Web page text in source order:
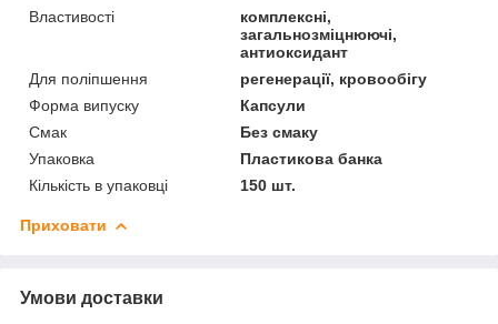
Властивості
комплексні,
загальнозміцнюючі,
антиоксидант
Для поліпшення
регенерації, кровообігу
Форма випуску
Капсули
Смак
Без смаку
Упаковка
Пластикова банка
Кількість в упаковці
150 шт.
Приховати
Умови доставки